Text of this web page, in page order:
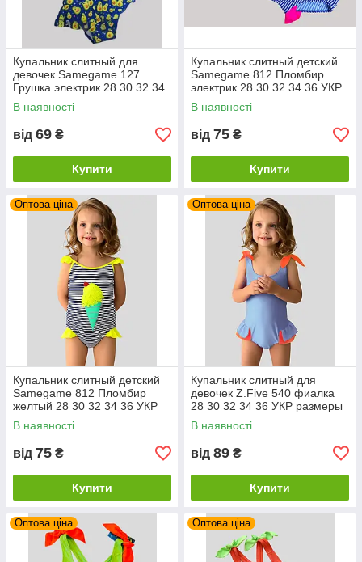
Купальник слитный для
девочек Samegame 127
Грушка электрик 28 30 32 34
36 УКР размеры
В наявності
від 69 ₴
Купити
Купальник слитный детский
Samegame 812 Пломбир
электрик 28 30 32 34 36 УКР
размеры
В наявності
від 75 ₴
Купити
Оптова ціна
Купальник слитный детский
Samegame 812 Пломбир
желтый 28 30 32 34 36 УКР
размеры
В наявності
від 75 ₴
Купити
Оптова ціна
Купальник слитный для
девочек Z.Five 540 фиалка
28 30 32 34 36 УКР размеры
В наявності
від 89 ₴
Купити
Оптова ціна Оптова ціна